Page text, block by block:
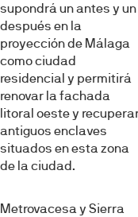
supondrá un antes y un
después en la
proyección de Málaga
como ciudad
residencial y permitirá
renovar la fachada
litoral oeste y
antiguos enclaves
situados en esta zona
de la ciudad.
Metrovacesa y Sierra